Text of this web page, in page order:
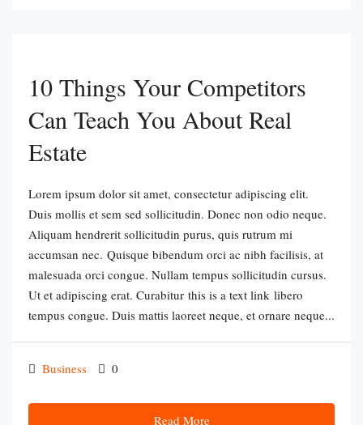
10 Things Your Competitors
Can Teach You About Real
Estate
Lorem ipsum dolor sit amet, consectetur adipiscing elit.
Duis mollis et sem sed sollicitudin. Donec non odio neque.
Aliquam hendrerit sollicitudin purus, quis rutrum mi
accumsan nec. Quisque bibendum orci ac nibh facilisis, at
malesuada orci congue. Nullam tempus sollicitudin cursus.
Ut et adipiscing erat. Curabitur this is a text link libero
tempus congue. Duis mattis laoreet neque, et ornare neque...
Business 0
Read More